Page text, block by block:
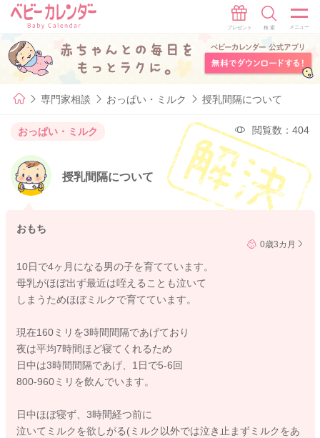
専門家相談 おっぱい・ミルク 授乳間隔について
おっぱい・ミルク 閲覧数：404
授乳間隔について
おもち
0歳3カ月
10日で4ヶ月になる男の子を育てています。
母乳がほぼ出ず最近は咥えることも泣いて
しまうためほぼミルクで育てています。
現在160ミリを3時間間隔であげており
夜は平均7時間ほど寝てくれるため
日中は3時間間隔であげ、1日で5-6回
800-960ミリを飲んでいます。
日中ほぼ寝ず、3時間経つ前に
泣いてミルクを欲しがる(ミルク以外では泣き止まずミルクをあ